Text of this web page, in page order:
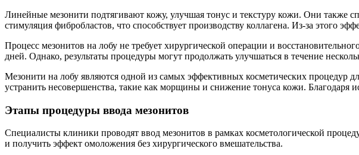
Линейные мезонити подтягивают кожу, улучшая тонус и текстуру кожи. Они также
стимуляция фибробластов, что способствует производству коллагена. Из-за этого
Процесс мезонитов на лобу не требует хирургической операции и
дней. Однако, результаты процедуры могут продолжать улучшаться в течение
Мезонити на лобу являются одной из самых эффективных косметических процедур
устранить несовершенства, такие как морщины и снижение тонуса кожи.
Этапы процедуры ввода мезонитов
Специалисты клиники проводят ввод мезонитов в рамках косметологической
и получить эффект омоложения без хирургического вмешательства.